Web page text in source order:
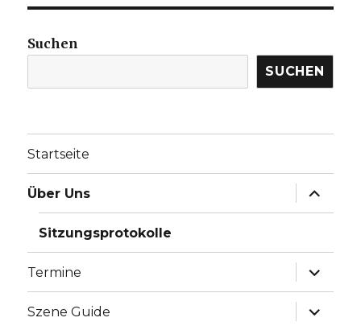
Suchen
SUCHEN
Startseite
Über Uns
Sitzungsprotokolle
Termine
Szene Guide